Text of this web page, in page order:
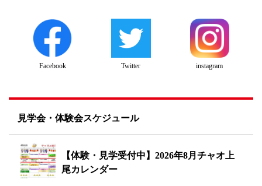
Facebook Twitter instagram
見学会・体験会スケジュール
【体験・見学受付中】2026年8月チャオ上
尾カレンダー